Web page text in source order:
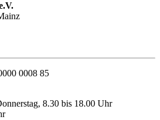
0008 85
8.30 bis 18.00 Uhr